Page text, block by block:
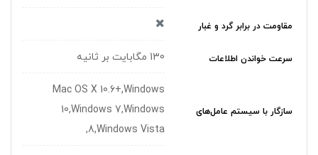
مقاومت در برابر گرد و غبار
سرعت خواندن اطلاعات 130 مگابایت بر ثانیه
سازگار با سیستم عامل‌های
Mac OS X 10.6+,Windows
10,Windows 7,Windows
8,Windows Vista,